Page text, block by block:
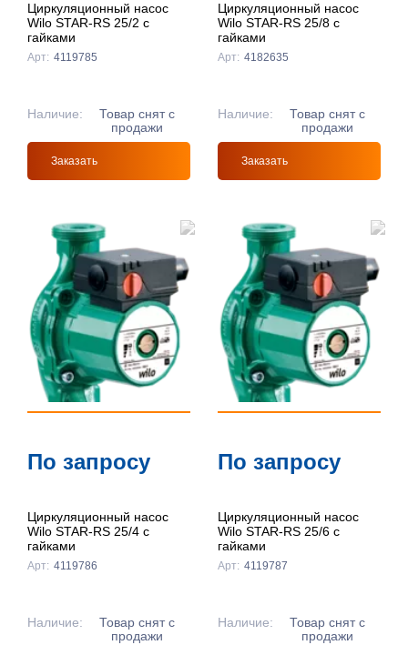
Циркуляционный насос
Wilo STAR-RS 25/2 с
гайками
Арт: 4119785
Наличие:
Товар снят с
продажи
Заказать
Циркуляционный насос
Wilo STAR-RS 25/8 с
гайками
Арт: 4182635
Наличие:
Товар снят с
продажи
Заказать
По запросу
Циркуляционный насос
Wilo STAR-RS 25/4 с
гайками
Арт: 4119786
Наличие:
Товар снят с
продажи
По запросу
Циркуляционный насос
Wilo STAR-RS 25/6 с
гайками
Арт: 4119787
Наличие:
Товар снят с
продажи